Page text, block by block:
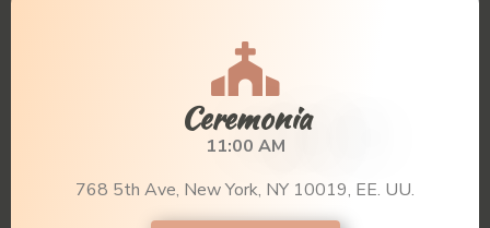
Ceremonia
11:00 AM
768 5th Ave, New York, NY 10019, EE. UU.